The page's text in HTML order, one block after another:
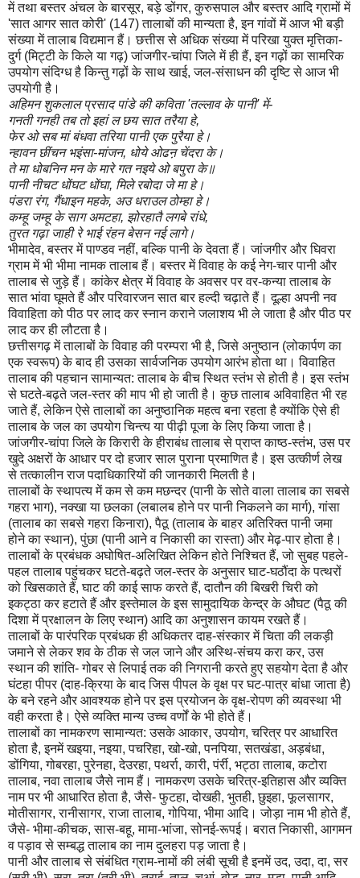
में तथा बस्तर अंचल के बारसूर, बड़े डोंगर, कुरुसपाल और बस्तर आदि ग्रामों में
'सात आगर सात कोरी' (147) तालाबों की मान्यता है, इन गांवों में आज भी बड़ी
संख्या में तालाब विद्यमान हैं। छत्तीस से अधिक संख्या में परिखा युक्त मृत्तिका-
दुर्ग (मिट्टी के किले या गढ़) जांजगीर-चांपा जिले में ही हैं, इन गढ़ों का सामरिक
उपयोग संदिग्ध है किन्तु गढ़ों के साथ खाई, जल-संसाधन की दृष्टि से आज भी
उपयोगी है।
अहिमन शुकलाल प्रसाद पांडे की कविता 'तल्लाव के पानी' में-
गनती गनही तब तो इहां ल छय सात तरैया हे,
फेर ओ सब मां बंधवा तरिया पानी एक पुरैया हे।
न्हावन छींचन भइंसा-मांजन, धोये ओढऩ चेंदरा के।
ते मा धोबनिन मन के मारे गत नइये ओ बपुरा के॥
पानी नीचट धोंघट धोंघा, मिले रबोदा जे मा हे।
पंडरा रंग, गैंधाइन महके, अउ धराउल ठोम्हा हे।
कम्हू जम्हू के साग अमटहा, झोरहातै लगबे रांधे,
तुरत गढ़ा जाही रे भाई रंहन बेसन नई लागे।
भीमादेव, बस्तर में पाण्डव नहीं, बल्कि पानी के देवता हैं। जांजगीर और घिवरा
ग्राम में भी भीमा नामक तालाब हैं। बस्तर में विवाह के कई नेग-चार पानी और
तालाब से जुड़े हैं। कांकेर क्षेत्र में विवाह के अवसर पर वर-कन्या तालाब के
सात भांवा घूमते हैं और परिवारजन सात बार हल्दी चढ़ाते हैं। दूल्हा अपनी नव
विवाहिता को पीठ पर लाद कर स्नान कराने जलाशय भी ले जाता है और पीठ पर
लाद कर ही लौटता है।
छत्तीसगढ़ में तालाबों के विवाह की परम्परा भी है, जिसे अनुष्ठान (लोकार्पण का
एक स्वरूप) के बाद ही उसका सार्वजनिक उपयोग आरंभ होता था। विवाहित
तालाब की पहचान सामान्यत: तालाब के बीच स्थित स्तंभ से होती है। इस स्तंभ
से घटते-बढ़ते जल-स्तर की माप भी हो जाती है। कुछ तालाब अविवाहित भी रह
जाते हैं, लेकिन ऐसे तालाबों का अनुष्ठानिक महत्व बना रहता है क्योंकि ऐसे ही
तालाब के जल का उपयोग चिन्त्य या पीढ़ी पूजा के लिए किया जाता है।
जांजगीर-चांपा जिले के किरारी के हीराबंध तालाब से प्राप्त काष्ठ-स्तंभ, उस पर
खुदे अक्षरों के आधार पर दो हजार साल पुराना प्रमाणित है। इस उत्कीर्ण लेख
से तत्कालीन राज पदाधिकारियों की जानकारी मिलती है।
तालाबों के स्थापत्य में कम से कम मछन्दर (पानी के सोते वाला तालाब का सबसे
गहरा भाग), नक्खा या छलका (लबालब होने पर पानी निकलने का मार्ग), गांसा
(तालाब का सबसे गहरा किनारा), पैठू (तालाब के बाहर अतिरिक्त पानी जमा
होने का स्थान), पुंछा (पानी आने व निकासी का रास्ता) और मेढ़-पार होता है।
तालाबों के प्रबंधक अघोषित-अलिखित लेकिन होते निश्चित हैं, जो सुबह पहले-
पहल तालाब पहुंचकर घटते-बढ़ते जल-स्तर के अनुसार घाट-घठौंदा के पत्थरों
को खिसकाते हैं, घाट की काई साफ करते हैं, दातौन की बिखरी चिरी को
इकट्ठा कर हटाते हैं और इस्तेमाल के इस सामुदायिक केन्द्र के औघट (पैठू की
दिशा में प्रक्षालन के लिए स्थान) आदि का अनुशासन कायम रखते हैं।
तालाबों के पारंपरिक प्रबंधक ही अधिकतर दाह-संस्कार में चिता की लकड़ी
जमाने से लेकर शव के ठीक से जल जाने और अस्थि-संचय करा कर, उस
स्थान की शांति- गोबर से लिपाई तक की निगरानी करते हुए सहयोग देता है और
घंटहा पीपर (दाह-क्रिया के बाद जिस पीपल के वृक्ष पर घट-पात्र बांधा जाता है)
के बने रहने और आवश्यक होने पर इस प्रयोजन के वृक्ष-रोपण की व्यवस्था भी
वही करता है। ऐसे व्यक्ति मान्य उच्च वर्णों के भी होते हैं।
तालाबों का नामकरण सामान्यत: उसके आकार, उपयोग, चरित्र पर आधारित
होता है, इनमें खइया, नइया, पचरिहा, खो-खो, पनपिया, सतखंडा, अड़बंधा,
डोंगिया, गोबरहा, पुरेनहा, देउरहा, पथर्रा, कारी, पंर्री, भट्ठा तालाब, कटोरा
तालाब, नवा तालाब जैसे नाम हैं। नामकरण उसके चरित्र-इतिहास और व्यक्ति
नाम पर भी आधारित होता है, जैसे- फुटहा, दोखही, भुतही, छुइहा, फूलसागर,
मोतीसागर, रानीसागर, राजा तालाब, गोपिया, भीमा आदि। जोड़ा नाम भी होते हैं,
जैसे- भीमा-कीचक, सास-बहू, मामा-भांजा, सोनई-रूपई। बरात निकासी, आगमन
व पड़ाव से सम्बद्ध तालाब का नाम दुलहरा पड़ जाता है।
पानी और तालाब से संबंधित ग्राम-नामों की लंबी सूची है इनमें उद, उदा, दा, सर